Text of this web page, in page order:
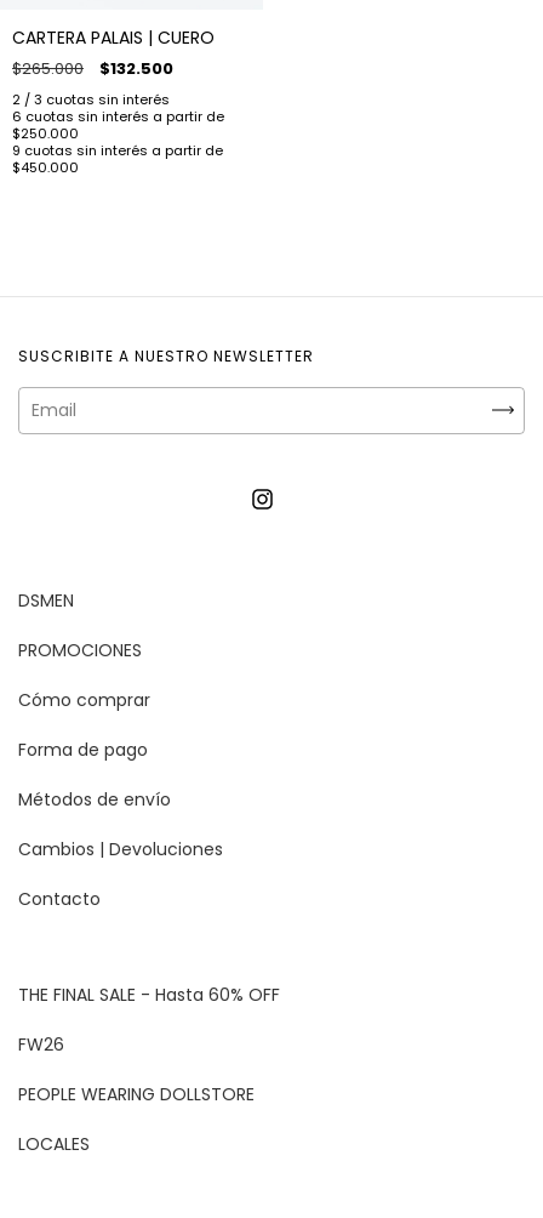
CARTERA PALAIS | CUERO
$265.000 $132.500
SUSCRIBITE A NUESTRO NEWSLETTER
DSMEN
PROMOCIONES
Cómo comprar
Forma de pago
Métodos de envío
Cambios | Devoluciones
Contacto
THE FINAL SALE - Hasta 60% OFF
FW26
PEOPLE WEARING DOLLSTORE
LOCALES